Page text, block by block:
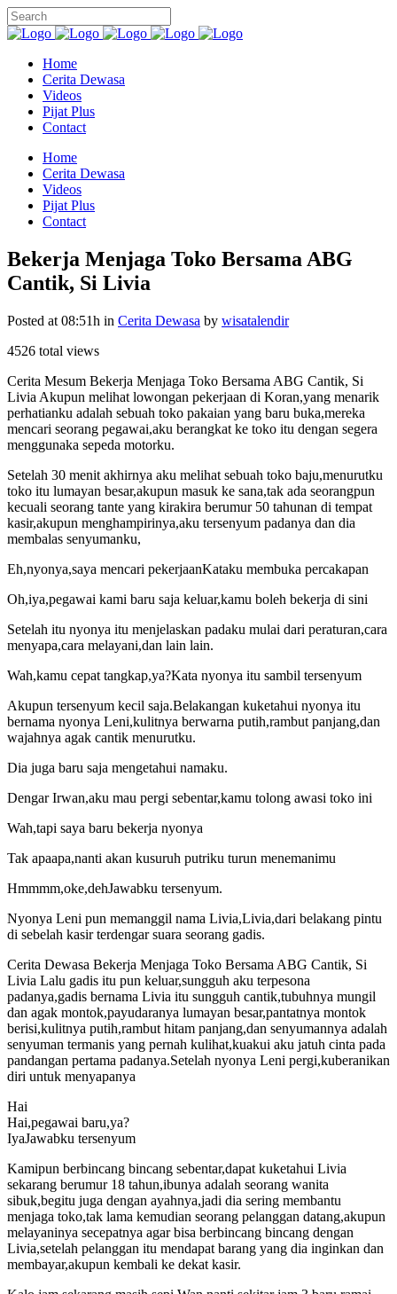
Home
Cerita Dewasa
Videos
Pijat Plus
Contact
Home
Cerita Dewasa
Videos
Pijat Plus
Contact
Bekerja Menjaga Toko Bersama ABG
Cantik, Si Livia
Posted at 08:51h in Cerita Dewasa by wisatalendir
4526 total views
Cerita Mesum Bekerja Menjaga Toko Bersama ABG Cantik, Si
Livia Akupun melihat lowongan pekerjaan di Koran,yang menarik
perhatianku adalah sebuah toko pakaian yang baru buka,mereka
mencari seorang pegawai,aku berangkat ke toko itu dengan segera
menggunaka sepeda motorku.
Setelah 30 menit akhirnya aku melihat sebuah toko baju,menurutku
toko itu lumayan besar,akupun masuk ke sana,tak ada seorangpun
kecuali seorang tante yang kirakira berumur 50 tahunan di tempat
kasir,akupun menghampirinya,aku tersenyum padanya dan dia
membalas senyumanku,
Eh,nyonya,saya mencari pekerjaanKataku membuka percakapan
Oh,iya,pegawai kami baru saja keluar,kamu boleh bekerja di sini
Setelah itu nyonya itu menjelaskan padaku mulai dari peraturan,cara
menyapa,cara melayani,dan lain lain.
Wah,kamu cepat tangkap,ya?Kata nyonya itu sambil tersenyum
Akupun tersenyum kecil saja.Belakangan kuketahui nyonya itu
bernama nyonya Leni,kulitnya berwarna putih,rambut panjang,dan
wajahnya agak cantik menurutku.
Dia juga baru saja mengetahui namaku.
Dengar Irwan,aku mau pergi sebentar,kamu tolong awasi toko ini
Wah,tapi saya baru bekerja nyonya
Tak apaapa,nanti akan kusuruh putriku turun menemanimu
Hmmmm,oke,dehJawabku tersenyum.
Nyonya Leni pun memanggil nama Livia,Livia,dari belakang pintu
di sebelah kasir terdengar suara seorang gadis.
Cerita Dewasa Bekerja Menjaga Toko Bersama ABG Cantik, Si
Livia Lalu gadis itu pun keluar,sungguh aku terpesona
padanya,gadis bernama Livia itu sungguh cantik,tubuhnya mungil
dan agak montok,payudaranya lumayan besar,pantatnya montok
berisi,kulitnya putih,rambut hitam panjang,dan senyumannya adalah
senyuman termanis yang pernah kulihat,kuakui aku jatuh cinta pada
pandangan pertama padanya.Setelah nyonya Leni pergi,kuberanikan
diri untuk menyapanya
Hai
Hai,pegawai baru,ya?
IyaJawabku tersenyum
Kamipun berbincang bincang sebentar,dapat kuketahui Livia
sekarang berumur 18 tahun,ibunya adalah seorang wanita
sibuk,begitu juga dengan ayahnya,jadi dia sering membantu
menjaga toko,tak lama kemudian seorang pelanggan datang,akupun
melayaninya secepatnya agar bisa berbincang bincang dengan
Livia,setelah pelanggan itu mendapat barang yang dia inginkan dan
membayar,akupun kembali ke dekat kasir.